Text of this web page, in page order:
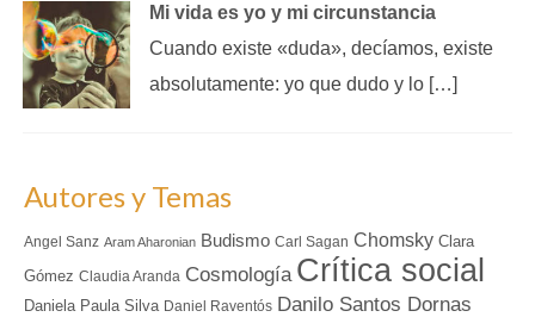
Mi vida es yo y mi circunstancia
Cuando existe «duda», decíamos, existe
absolutamente: yo que dudo y lo […]
Autores y Temas
Angel Sanz Aram Aharonian Budismo Carl Sagan Chomsky Clara
Gómez Claudia Aranda Cosmología Crítica social
Daniela Paula Silva Daniel Raventós Danilo Santos Dornas